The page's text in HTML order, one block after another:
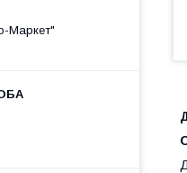
Маркет"